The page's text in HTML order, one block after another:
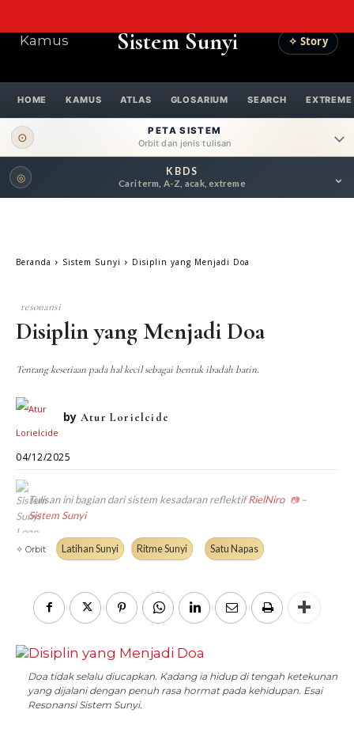
Kamus Sistem Sunyi ✧ Story
HOME KAMUS ATLAS GLOSARIUM SEARCH EXTREME
⊙
PETA SISTEM
Orbit dan jenis tulisan
ORBIT UTAMA
Metafisik-Naratif Penutup
ESAI RESONANSI FRAKTAL INFOGRAFIK
EXTREME DISTORTION
◎ KBDS
Cari term, A-Z, acak, extreme ⌄
Beranda Sistem Sunyi Disiplin yang Menjadi Doa
resonansi
Disiplin yang Menjadi Doa
Tentang kesetiaan pada hal kecil sebagai bentuk ibadah batin.
by Atur Lorielcide
04/12/2025
Tulisan ini bagian dari sistem kesadaran reflektifRielNiro 📷–
Sistem Sunyi
✧ Orbit Latihan Sunyi Ritme Sunyi Satu Napas
Doa tidak selalu diucapkan. Kadang ia hidup di tengah ketekunan
yang dijalani dengan penuh rasa hormat pada kehidupan. Esai
Resonansi Sistem Sunyi.